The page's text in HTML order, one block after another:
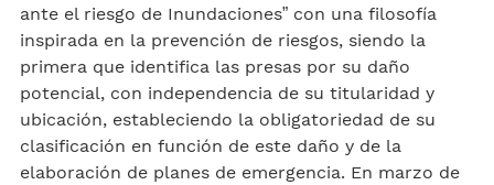
ante el riesgo de Inundaciones” con una filosofía
inspirada en la prevención de riesgos, siendo la
primera que identifica las presas por su daño
potencial, con independencia de su titularidad y
ubicación, estableciendo la obligatoriedad de su
clasificación en función de este daño y de la
elaboración de planes de emergencia. En marzo de